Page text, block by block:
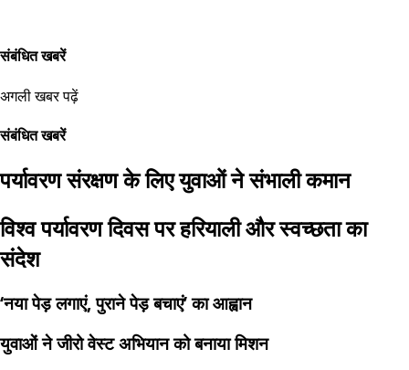
संबंधित खबरें
अगली खबर पढ़ें
संबंधित खबरें
पर्यावरण संरक्षण के लिए युवाओं ने संभाली कमान
विश्व पर्यावरण दिवस पर हरियाली और स्वच्छता का
संदेश
‘नया पेड़ लगाएं, पुराने पेड़ बचाएं’ का आह्वान
युवाओं ने जीरो वेस्ट अभियान को बनाया मिशन